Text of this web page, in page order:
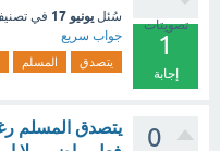
تصويتات
1
إجابة
سُئل يونيو 17 في
جواب سريع
يتصدق المسلم
0
يتصدق المسلم